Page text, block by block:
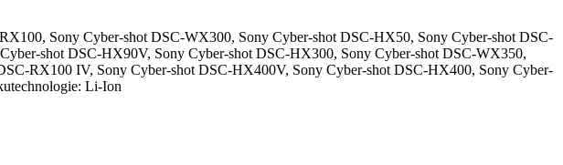
Sony Cyber-shot DSC-WX300, Sony Cyber-shot DSC-HX50, Sony Cyber-shot DSC-
shot DSC-HX90V, Sony Cyber-shot DSC-HX300, Sony Cyber-shot DSC-WX350,
RX100 IV, Sony Cyber-shot DSC-HX400V, Sony Cyber-shot DSC-HX400, Sony Cyber-
Li-Ion